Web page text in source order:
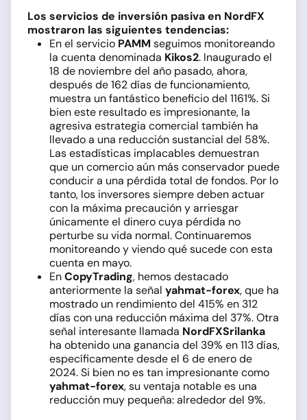
Los servicios de inversión pasiva en NordFX
mostraron las siguientes tendencias:
En el servicio PAMM seguimos monitoreando
la cuenta denominada Kikos2. Inaugurado el
18 de noviembre del año pasado, ahora,
después de 162 días de funcionamiento,
muestra un fantástico beneficio del 1161%. Si
bien este resultado es impresionante, la
agresiva estrategia comercial también ha
llevado a una reducción sustancial del 58%.
Las estadísticas implacables demuestran
que un comercio aún más conservador puede
conducir a una pérdida total de fondos. Por lo
tanto, los inversores siempre deben actuar
con la máxima precaución y arriesgar
únicamente el dinero cuya pérdida no
perturbe su vida normal. Continuaremos
monitoreando y viendo qué sucede con esta
cuenta en mayo.
EnCopyTrading, hemos destacado
anteriormente la señal yahmat-forex, que ha
mostrado un rendimiento del 415% en 312
días con una reducción máxima del 37%. Otra
señal interesante llamada NordFXSrilanka
ha obtenido una ganancia del 39% en 113 días,
específicamente desde el 6 de enero de
2024. Si bien no es tan impresionante como
yahmat-forex, su ventaja notable es una
reducción muy pequeña: alrededor del 9%.